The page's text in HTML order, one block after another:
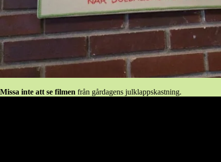
Missa inte att se filmen från gårdagens julklappskastning.